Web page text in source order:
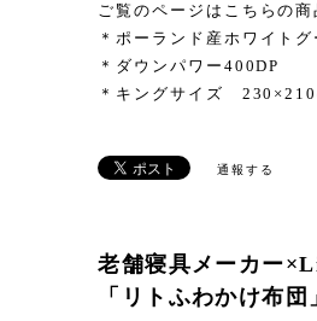
ご覧のページはこちらの商
＊ポーランド産ホワイト
＊ダウンパワー400DP
＊キングサイズ
通報する
老舗寝具メーカー
「リトふわかけ布